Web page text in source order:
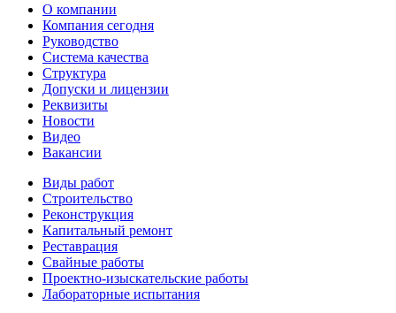
О компании
Компания сегодня
Руководство
Система качества
Структура
Допуски и лицензии
Реквизиты
Новости
Видео
Вакансии
Виды работ
Строительство
Реконструкция
Капитальный ремонт
Реставрация
Свайные работы
Проектно-изыскательские работы
Лабораторные испытания